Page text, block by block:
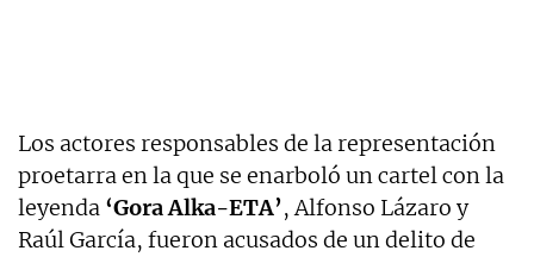
Los actores responsables de la representación
proetarra en la que se enarboló un cartel con la
leyenda ‘Gora Alka-ETA’, Alfonso Lázaro y
Raúl García, fueron acusados de un delito de